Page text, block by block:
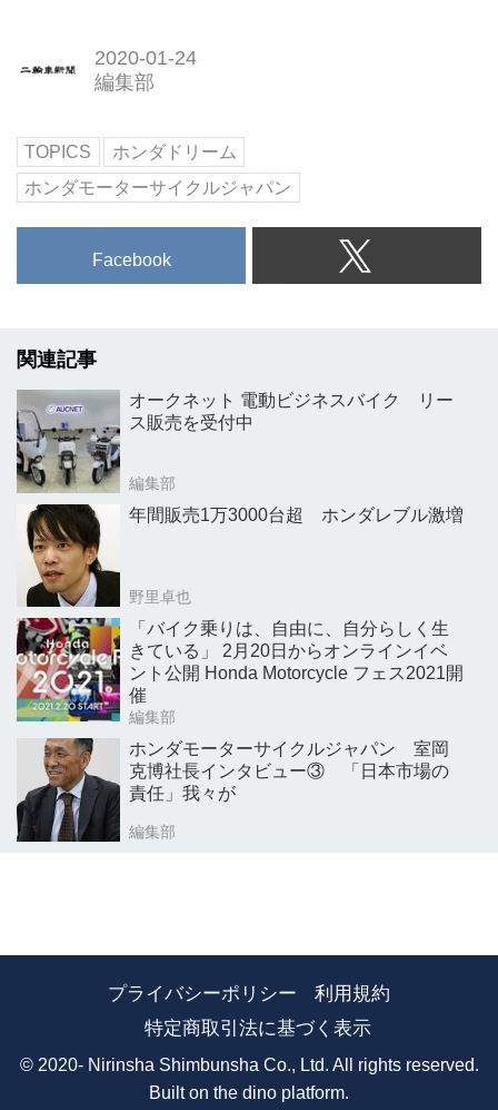
2020-01-24
編集部
TOPICS
ホンダドリーム
ホンダモーターサイクルジャパン
Facebook
関連記事
オークネット 電動ビジネスバイク リー
ス販売を受付中
編集部
年間販売1万3000台超 ホンダレブル激増
野里卓也
「バイク乗りは、自由に、自分らしく生
きている」 2月20日からオンラインイベ
ント公開 Honda Motorcycle フェス2021開
催
編集部
ホンダモーターサイクルジャパン 室岡
克博社長インタビュー③ 「日本市場の
責任」我々が
編集部
プライバシーポリシー
利用規約
特定商取引法に基づく表示
© 2020- Nirinsha Shimbunsha Co., Ltd. All rights reserved.
Built on the dino platform.